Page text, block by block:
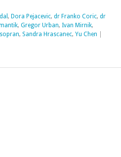
, Dora Pejacevic, dr Franko Coric, dr
, Gregor Urban, Ivan Mirnik,
, Sandra Hrascanec, Yu Chen